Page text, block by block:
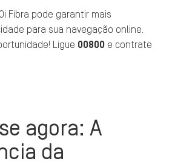
Fibra pode garantir mais
para sua navegação online.
Ligue 00800 e contrate
agora: A
da